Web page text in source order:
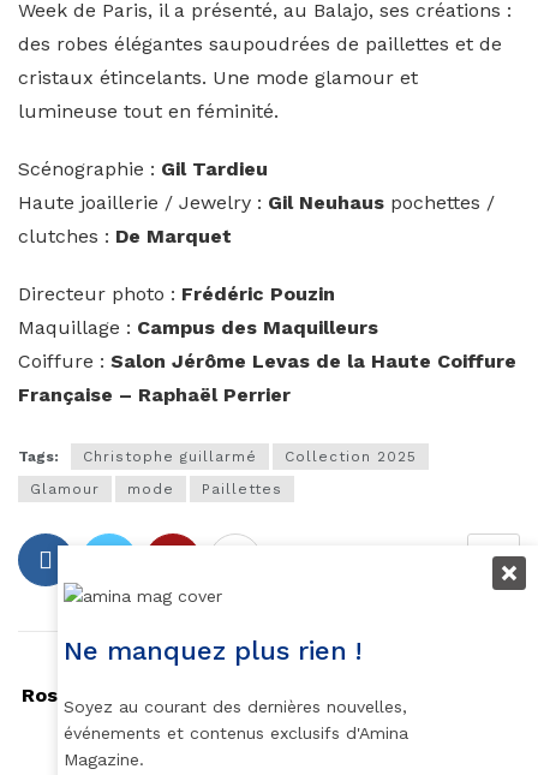
Week de Paris, il a présenté, au Balajo, ses créations :
des robes élégantes saupoudrées de paillettes et de
cristaux étincelants. Une mode glamour et
lumineuse tout en féminité.
Scénographie : Gil Tardieu
Haute joaillerie / Jewelry : Gil Neuhaus pochettes /
clutches : De Marquet
Directeur photo : Frédéric Pouzin
Maquillage : Campus des Maquilleurs
Coiffure : Salon Jérôme Levas de la Haute Coiffure
Française – Raphaël Perrier
Tags: Christophe guillarmé
Collection 2025
Glamour
mode Paillettes
Article précédent
Rosemonde Pierre-Louis, auteure et dirigeante de
CPASDELACOM
Ne manquez plus rien !
Soyez au courant des dernières nouvelles,
événements et contenus exclusifs d'Amina
Magazine.